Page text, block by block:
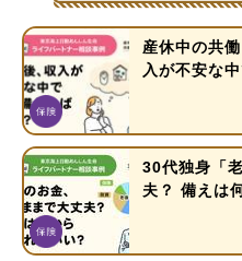
産休中の共
入が不安な
30代独身「
夫？ 備えは